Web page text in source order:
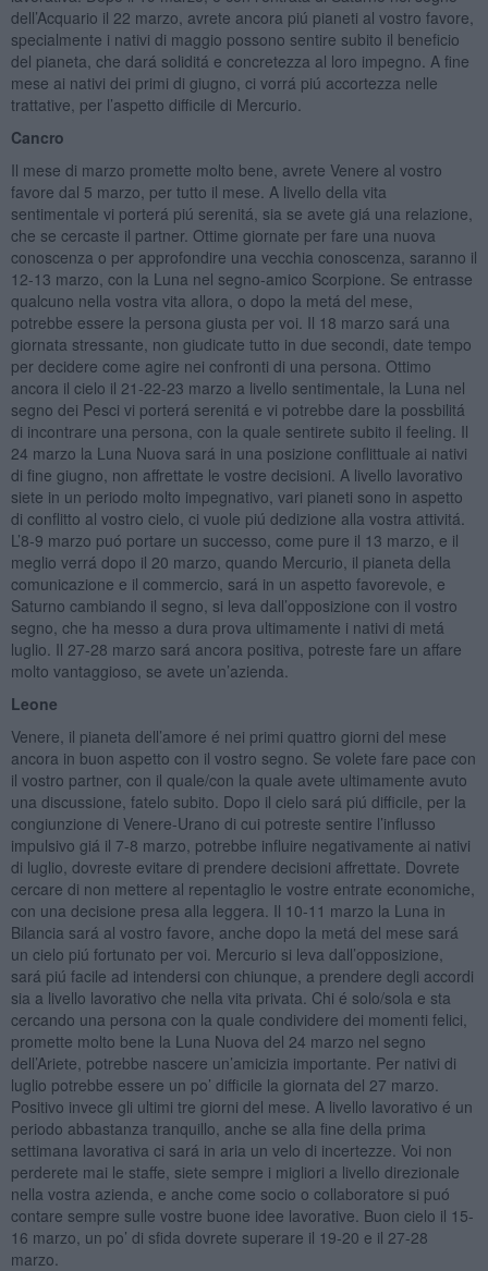
dell’Acquario il 22 marzo, avrete ancora piú pianeti al vostro favore,
specialmente i nativi di maggio possono sentire subito il beneficio
del pianeta, che dará soliditá e concretezza al loro impegno. A fine
mese ai nativi dei primi di giugno, ci vorrá piú accortezza nelle
trattative, per l’aspetto difficile di Mercurio.
Cancro
Il mese di marzo promette molto bene, avrete Venere al vostro
favore dal 5 marzo, per tutto il mese. A livello della vita
sentimentale vi porterá piú serenitá, sia se avete giá una relazione,
che se cercaste il partner. Ottime giornate per fare una nuova
conoscenza o per approfondire una vecchia conoscenza, saranno il
12-13 marzo, con la Luna nel segno-amico Scorpione. Se entrasse
qualcuno nella vostra vita allora, o dopo la metá del mese,
potrebbe essere la persona giusta per voi. Il 18 marzo sará una
giornata stressante, non giudicate tutto in due secondi, date tempo
per decidere come agire nei confronti di una persona. Ottimo
ancora il cielo il 21-22-23 marzo a livello sentimentale, la Luna nel
segno dei Pesci vi porterá serenitá e vi potrebbe dare la possbilitá
di incontrare una persona, con la quale sentirete subito il feeling. Il
24 marzo la Luna Nuova sará in una posizione conflittuale ai nativi
di fine giugno, non affrettate le vostre decisioni. A livello lavorativo
siete in un periodo molto impegnativo, vari pianeti sono in aspetto
di conflitto al vostro cielo, ci vuole piú dedizione alla vostra attivitá.
L’8-9 marzo puó portare un successo, come pure il 13 marzo, e il
meglio verrá dopo il 20 marzo, quando Mercurio, il pianeta della
comunicazione e il commercio, sará in un aspetto favorevole, e
Saturno cambiando il segno, si leva dall’opposizione con il vostro
segno, che ha messo a dura prova ultimamente i nativi di metá
luglio. Il 27-28 marzo sará ancora positiva, potreste fare un affare
molto vantaggioso, se avete un’azienda.
Leone
Venere, il pianeta dell’amore é nei primi quattro giorni del mese
ancora in buon aspetto con il vostro segno. Se volete fare pace con
il vostro partner, con il quale/con la quale avete ultimamente avuto
una discussione, fatelo subito. Dopo il cielo sará piú difficile, per la
congiunzione di Venere-Urano di cui potreste sentire l’influsso
impulsivo giá il 7-8 marzo, potrebbe influire negativamente ai nativi
di luglio, dovreste evitare di prendere decisioni affrettate. Dovrete
cercare di non mettere al repentaglio le vostre entrate economiche,
con una decisione presa alla leggera. Il 10-11 marzo la Luna in
Bilancia sará al vostro favore, anche dopo la metá del mese sará
un cielo piú fortunato per voi. Mercurio si leva dall’opposizione,
sará piú facile ad intendersi con chiunque, a prendere degli accordi
sia a livello lavorativo che nella vita privata. Chi é solo/sola e sta
cercando una persona con la quale condividere dei momenti felici,
promette molto bene la Luna Nuova del 24 marzo nel segno
dell’Ariete, potrebbe nascere un’amicizia importante. Per nativi di
luglio potrebbe essere un po’ difficile la giornata del 27 marzo.
Positivo invece gli ultimi tre giorni del mese. A livello lavorativo é un
periodo abbastanza tranquillo, anche se alla fine della prima
settimana lavorativa ci sará in aria un velo di incertezze. Voi non
perderete mai le staffe, siete sempre i migliori a livello direzionale
nella vostra azienda, e anche come socio o collaboratore si puó
contare sempre sulle vostre buone idee lavorative. Buon cielo il 15-
16 marzo, un po’ di sfida dovrete superare il 19-20 e il 27-28
marzo.